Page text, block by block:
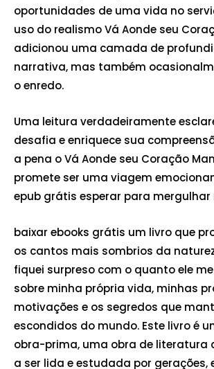
oportunidades de uma vida no
uso do realismo Vá Aonde seu
adicionou uma camada de
narrativa, mas também
o enredo.
Uma leitura verdadeiramente
desafia e enriquece sua
a pena o Vá Aonde seu Coração
promete ser uma viagem
epub grátis esperar para mergulhar
baixar ebooks grátis um livro que
os cantos mais sombrios da
fiquei surpreso com o quanto ele
sobre minha própria vida, minhas
motivações e os segredos que
escondidos do mundo. Este livro é
obra-prima, uma obra de literatura
a ser lida e estudada por gerações,